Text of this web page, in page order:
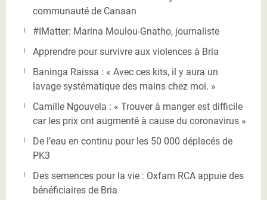
communauté de Canaan
#IMatter: Marina Moulou-Gnatho, journaliste
Apprendre pour survivre aux violences à Bria
Baninga Raissa : « Avec ces kits, il y aura un
lavage systématique des mains chez moi. »
Camille Ngouvela : « Trouver à manger est difficile
car les prix ont augmenté à cause du coronavirus »
De l’eau en continu pour les 50 000 déplacés de
PK3
Des semences pour la vie : Oxfam RCA appuie des
bénéficiaires de Bria